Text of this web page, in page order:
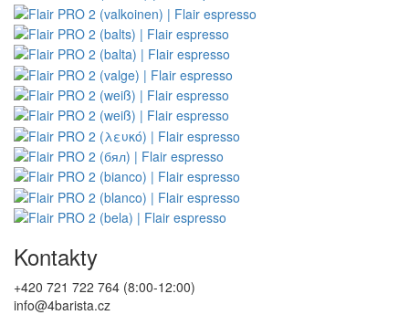
Kontakty
+420 721 722 764 (8:00-12:00)
info@4barista.cz